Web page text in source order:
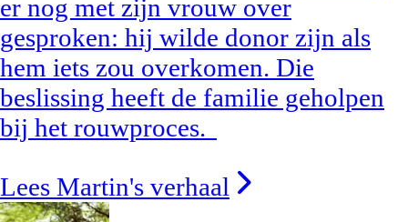
er nog met zijn vrouw over
gesproken: hij wilde donor zijn als
hem iets zou overkomen. Die
beslissing heeft de familie geholpen
bij het rouwproces.
Lees Martin's verhaal